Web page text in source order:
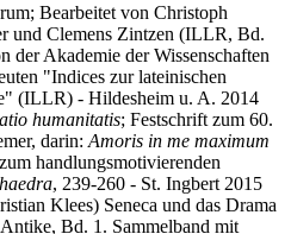
Bearbeitet von Christoph
und Clemens Zintzen (ILLR, Bd.
der Akademie der Wissenschaften
"Indices zur lateinischen
(ILLR) - Hildesheim u. A. 2014
humanitatis; Festschrift zum 60.
darin: Amoris in me maximum
handlungsmotivierenden
, 239-260 - St. Ingbert 2015
Klees) Seneca und das Drama
Bd. 1. Sammelband mit